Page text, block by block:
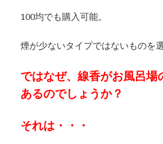
100均でも購入可能。
煙が少ないタイプではないものを
ではなぜ、線香がお風呂場
あるのでしょうか？
それは・・・